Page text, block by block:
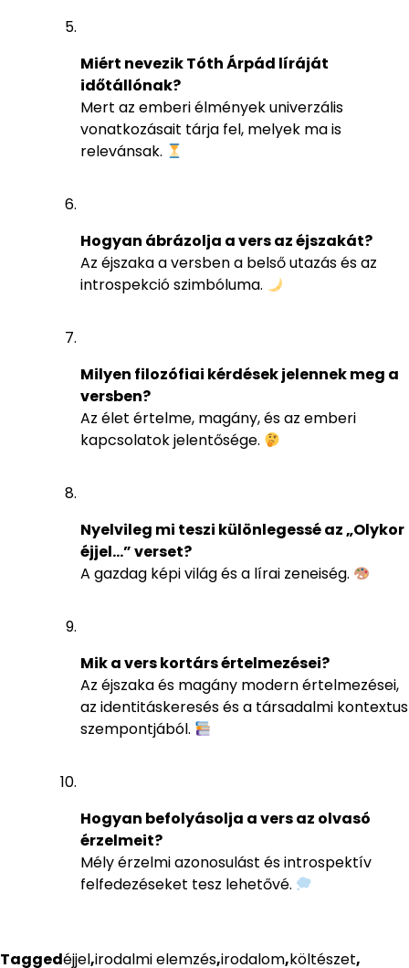
Miért nevezik Tóth Árpád líráját
időtállónak?
Mert az emberi élmények univerzális
vonatkozásait tárja fel, melyek ma is
relevánsak.
Hogyan ábrázolja a vers az éjszakát?
Az éjszaka a versben a belső utazás és az
introspekció szimbóluma.
Milyen filozófiai kérdések jelennek meg a
versben?
Az élet értelme, magány, és az emberi
kapcsolatok jelentősége.
Nyelvileg mi teszi különlegessé az „Olykor
éjjel…” verset?
A gazdag képi világ és a lírai zeneiség.
Mik a vers kortárs értelmezései?
Az éjszaka és magány modern értelmezései,
az identitáskeresés és a társadalmi kontextus
szempontjából.
Hogyan befolyásolja a vers az olvasó
érzelmeit?
Mély érzelmi azonosulást és introspektív
felfedezéseket tesz lehetővé.
Taggedéjjel,irodalmi elemzés,irodalom,költészet,